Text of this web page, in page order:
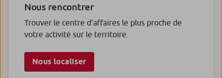
Nous rencontrer
Trouver le centre d'affaires le plus proche de
votre activité sur le territoire.
Nous localiser